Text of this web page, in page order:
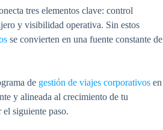
tres elementos clave: control
y visibilidad operativa. Sin estos
se convierten en una fuente constante de
de gestión de viajes corporativos en
y alineada al crecimiento de tu
el siguiente paso.